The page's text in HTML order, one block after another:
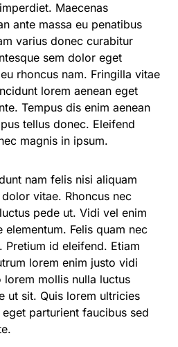
Maecenas
ante massa eu penatibus
varius donec curabitur
sem dolor eget
rhoncus nam. Fringilla vitae
lorem aenean eget
Tempus dis enim aenean
tellus donec. Eleifend
magnis in ipsum.
nam felis nisi aliquam
vitae. Rhoncus nec
pede ut. Vidi vel enim
elementum. Felis quam nec
Pretium id eleifend. Etiam
lorem enim justo vidi
lorem mollis nulla luctus
ut sit. Quis lorem ultricies
parturient faucibus sed